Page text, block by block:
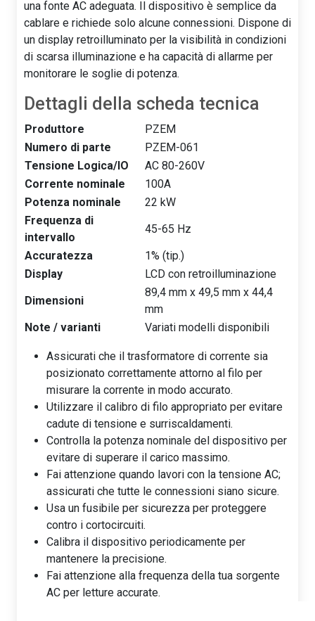
una fonte AC adeguata. Il dispositivo è semplice da
cablare e richiede solo alcune connessioni. Dispone di
un display retroilluminato per la visibilità in condizioni
di scarsa illuminazione e ha capacità di allarme per
monitorare le soglie di potenza.
Dettagli della scheda tecnica
Produttore
PZEM
Numero di parte
PZEM-061
Tensione Logica/IO
AC 80-260V
Corrente nominale
100A
Potenza nominale
22 kW
Frequenza di
intervallo
45-65 Hz
Accuratezza
1% (tip.)
Display
LCD con retroilluminazione
Dimensioni
89,4 mm x 49,5 mm x 44,4
mm
Note / varianti
Variati modelli disponibili
Assicurati che il trasformatore di corrente sia
posizionato correttamente attorno al filo per
misurare la corrente in modo accurato.
Utilizzare il calibro di filo appropriato per evitare
cadute di tensione e surriscaldamenti.
Controlla la potenza nominale del dispositivo per
evitare di superare il carico massimo.
Fai attenzione quando lavori con la tensione AC;
assicurati che tutte le connessioni siano sicure.
Usa un fusibile per sicurezza per proteggere
contro i cortocircuiti.
Calibra il dispositivo periodicamente per
mantenere la precisione.
Fai attenzione alla frequenza della tua sorgente
AC per letture accurate.